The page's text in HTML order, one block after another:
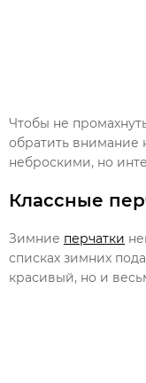
Чтобы не
обратить внимание
неброскими, но
Классные
Зимние перчатки
списках зимних
красивый, но и